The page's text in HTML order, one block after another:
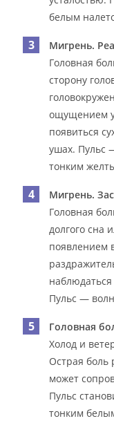
белым
Мигрень.
Головная
сторону
ощущением
появиться
ушах. Пульс
тонким
Мигрень.
Головная
долгого сна
появлением
Пульс —
Головная
Холод и
Острая боль
может
Пульс
тонким